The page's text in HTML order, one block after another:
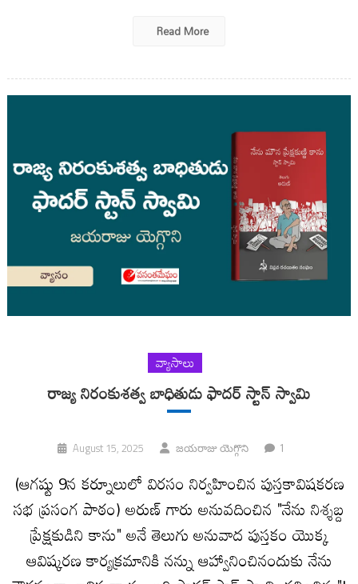
Read More
వ్యాసాలు
రాజ్య నిరంకుశత్వ బాధితుడు ఫాదర్ స్టాన్ స్వామి
August 15, 2025 జయరాజు యెగ్గొని 1
(ఆగష్టు 9న కర్నూలులో విరసం నిర్వహించిన పుస్తకావిషకరణ
సభ ప్రసంగ పాఠం) అరుణ్ గారు అనువదించిన "నేను నిశ్శబ్ద
ప్రేక్షకుడిని కాను" అనే తెలుగు అనువాద పుస్తకం యొక్క
ఆవిష్కరణ కార్యక్రమానికి నన్ను ఆహ్వానించినందుకు నేను